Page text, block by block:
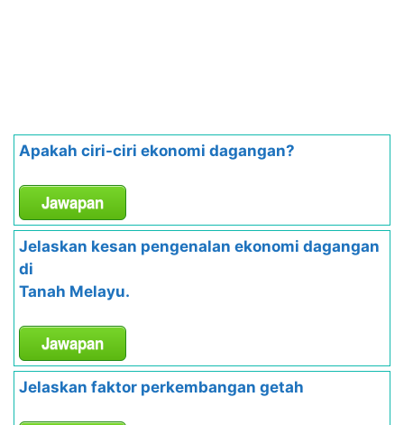
Apakah ciri-ciri ekonomi dagangan?
Jawapan
Jelaskan kesan pengenalan ekonomi dagangan
di
Tanah Melayu.
Jawapan
Jelaskan faktor perkembangan getah